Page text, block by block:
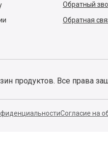
Обратный
Обратная
продуктов. Все права
Согласие на